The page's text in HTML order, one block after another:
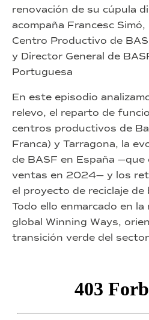
renovación de su cúpula
acompaña Francesc
Centro Productivo de
y Director General de
Portuguesa
En este episodio
relevo, el reparto de
centros productivos de
Franca) y Tarragona, la
de BASF en España —que
ventas en 2024— y los
el proyecto de reciclaje
Todo ello enmarcado en
global Winning Ways,
transición verde del